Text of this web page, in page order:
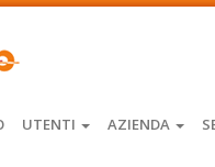
UTENTI AZIENDA